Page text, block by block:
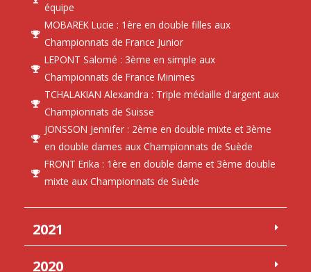
équipe
MOBAREK Lucie : 1ère en double filles aux
Championnats de France Junior
LEPONT Salomé : 3ème en simple aux
Championnats de France Minimes
TCHALAKIAN Alexandra : Triple médaille d'argent aux
Championnats de Suisse
JONSSON Jennifer : 2ème en double mixte et 3ème
en double dames aux Championnats de Suède
FRONT Erika : 1ère en double dame et 3ème double
mixte aux Championnats de Suède
2021
2020